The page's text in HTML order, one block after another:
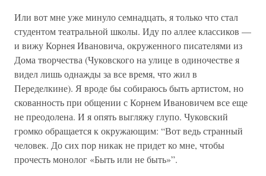
Или вот мне уже минуло семнадцать, я только что стал
студентом театральной школы. Иду по аллее классиков —
и вижу Корнея Ивановича, окруженного писателями из
Дома творчества (Чуковского на улице в одиночестве я
видел лишь однажды за все время, что жил в
Переделкине). Я вроде бы собираюсь быть артистом, но
скованность при общении с Корнем Ивановичем все еще
не преодолена. И я опять выгляжу глупо. Чуковский
громко обращается к окружающим: “Вот ведь странный
человек. До сих пор никак не придет ко мне, чтобы
прочесть монолог «Быть или не быть»”.